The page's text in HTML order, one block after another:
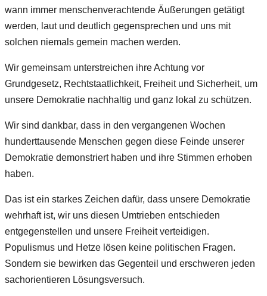
wann immer menschenverachtende Äußerungen getätigt
werden, laut und deutlich gegensprechen und uns mit
solchen niemals gemein machen werden.
Wir gemeinsam unterstreichen ihre Achtung vor
Grundgesetz, Rechtstaatlichkeit, Freiheit und Sicherheit, um
unsere Demokratie nachhaltig und ganz lokal zu schützen.
Wir sind dankbar, dass in den vergangenen Wochen
hunderttausende Menschen gegen diese Feinde unserer
Demokratie demonstriert haben und ihre Stimmen erhoben
haben.
Das ist ein starkes Zeichen dafür, dass unsere Demokratie
wehrhaft ist, wir uns diesen Umtrieben entschieden
entgegenstellen und unsere Freiheit verteidigen.
Populismus und Hetze lösen keine politischen Fragen.
Sondern sie bewirken das Gegenteil und erschweren jeden
sachorientieren Lösungsversuch.